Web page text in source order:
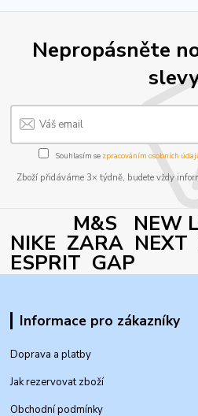
Nepropásněte
Souhlasím se zpracováním osobních
Zboží přidáváme 3× týdně, budete vždy
M&S NEW
NIKE ZARA NEXT
ESPRIT GAP
Informace pro zákazníky
Doprava a platby
Jak rezervovat zboží
Obchodní podmínky